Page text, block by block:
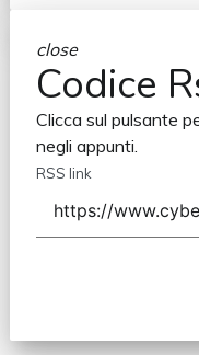
close
Codice
Clicca sul pulsante
negli appunti.
RSS link